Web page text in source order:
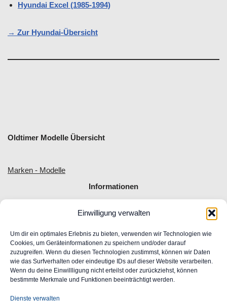
Einwilligung verwalten
Um dir ein optimales Erlebnis zu bieten, verwenden wir Technologien wie
Cookies, um Geräteinformationen zu speichern und/oder darauf
zuzugreifen. Wenn du diesen Technologien zustimmst, können wir Daten
wie das Surfverhalten oder eindeutige IDs auf dieser Website verarbeiten.
Wenn du deine Einwillligung nicht erteilst oder zurückziehst, können
bestimmte Merkmale und Funktionen beeinträchtigt werden.
Dienste verwalten
Hyundai Excel (1985-1994)
→ Zur Hyundai-Übersicht
Oldtimer Modelle Übersicht
Marken - Modelle
Informationen
Allgemeine Geschäftsbedingungen
Impressum
Widerrufsrecht
Datenschutz
FAQ
Unser Engagement für Barrierefreiheit im Web
Ansprechpartner